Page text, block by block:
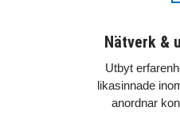
Nätverk &
Utbyt
likasinnade
anordnar